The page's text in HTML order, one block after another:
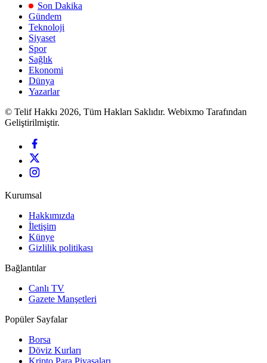
Son Dakika
Gündem
Teknoloji
Siyaset
Spor
Sağlık
Ekonomi
Dünya
Yazarlar
© Telif Hakkı 2026, Tüm Hakları Saklıdır. Webixmo Tarafından
Geliştirilmiştir.
Kurumsal
Hakkımızda
İletişim
Künye
Gizlilik politikası
Bağlantılar
Canlı TV
Gazete Manşetleri
Popüler Sayfalar
Borsa
Döviz Kurları